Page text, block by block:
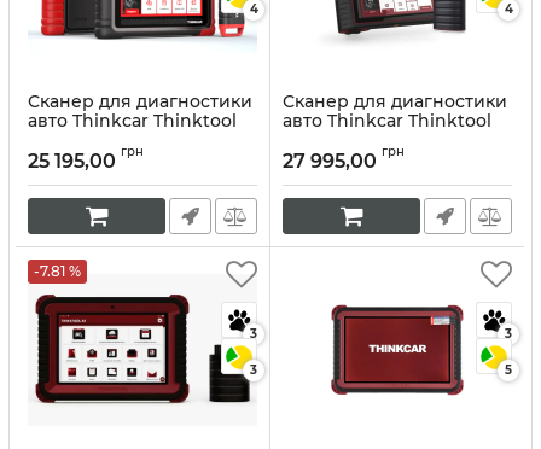
4
Сканер для диагностики
авто Thinkcar Thinktool
Артикул:10147
25 195,00 грн
4
Сканер для диагностики
авто Thinkcar Thinktool
27 995,00 грн
-7.81 %
3
3
3
5